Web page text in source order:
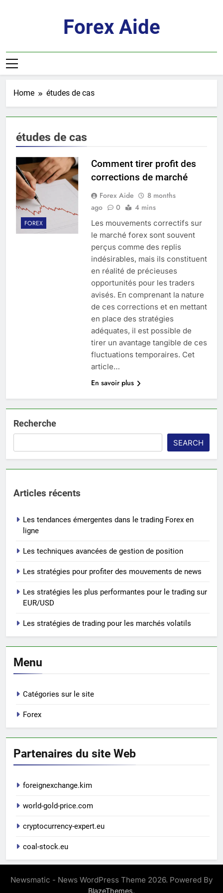
Forex Aide
Home études de cas
études de cas
FOREX
Comment tirer profit des
corrections de marché
Forex Aide
8 months
ago
0 4 mins
Les mouvements correctifs sur
le marché forex sont souvent
perçus comme des replis
indésirables, mais ils constituent
en réalité de précieuses
opportunités pour les traders
avisés. En comprenant la nature
de ces corrections et en mettant
en place des stratégies
adéquates, il est possible de
tirer un avantage tangible de ces
fluctuations temporaires. Cet
article…
En savoir plus
Recherche
SEARCH
Articles récents
Les tendances émergentes dans le trading Forex en
ligne
Les techniques avancées de gestion de position
Les stratégies pour profiter des mouvements de news
Les stratégies les plus performantes pour le trading sur
EUR/USD
Les stratégies de trading pour les marchés volatils
Menu
Catégories sur le site
Forex
Partenaires du site Web
foreignexchange.kim
world-gold-price.com
cryptocurrency-expert.eu
coal-stock.eu
Newsmatic - News WordPress Theme 2026. Powered By
BlazeThemes.